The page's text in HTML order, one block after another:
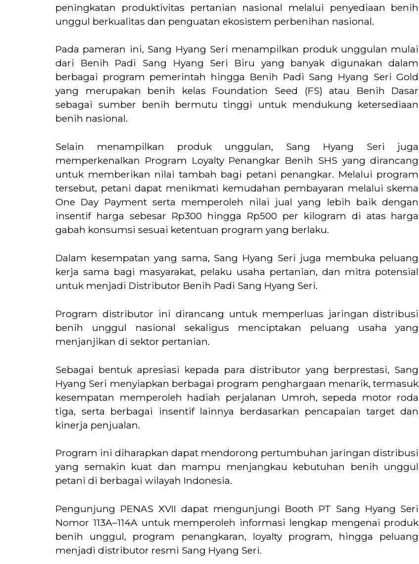
peningkatan produktivitas pertanian nasional melalui penyediaan benih
unggul berkualitas dan penguatan ekosistem perbenihan nasional.
Pada pameran ini, Sang Hyang Seri menampilkan produk unggulan mulai
dari Benih Padi Sang Hyang Seri Biru yang banyak digunakan dalam
berbagai program pemerintah hingga Benih Padi Sang Hyang Seri Gold
yang merupakan benih kelas Foundation Seed (FS) atau Benih Dasar
sebagai sumber benih bermutu tinggi untuk mendukung ketersediaan
benih nasional.
Selain menampilkan produk unggulan, Sang Hyang Seri juga
memperkenalkan Program Loyalty Penangkar Benih SHS yang dirancang
untuk memberikan nilai tambah bagi petani penangkar. Melalui program
tersebut, petani dapat menikmati kemudahan pembayaran melalui skema
One Day Payment serta memperoleh nilai jual yang lebih baik dengan
insentif harga sebesar Rp300 hingga Rp500 per kilogram di atas harga
gabah konsumsi sesuai ketentuan program yang berlaku.
Dalam kesempatan yang sama, Sang Hyang Seri juga membuka peluang
kerja sama bagi masyarakat, pelaku usaha pertanian, dan mitra potensial
untuk menjadi Distributor Benih Padi Sang Hyang Seri.
Program distributor ini dirancang untuk memperluas jaringan distribusi
benih unggul nasional sekaligus menciptakan peluang usaha yang
menjanjikan di sektor pertanian.
Sebagai bentuk apresiasi kepada para distributor yang berprestasi, Sang
Hyang Seri menyiapkan berbagai program penghargaan menarik, termasuk
kesempatan memperoleh hadiah perjalanan Umroh, sepeda motor roda
tiga, serta berbagai insentif lainnya berdasarkan pencapaian target dan
kinerja penjualan.
Program ini diharapkan dapat mendorong pertumbuhan jaringan distribusi
yang semakin kuat dan mampu menjangkau kebutuhan benih unggul
petani di berbagai wilayah Indonesia.
Pengunjung PENAS XVII dapat mengunjungi Booth PT Sang Hyang Seri
Nomor 113A–114A untuk memperoleh informasi lengkap mengenai produk
benih unggul, program penangkaran, loyalty program, hingga peluang
menjadi distributor resmi Sang Hyang Seri.